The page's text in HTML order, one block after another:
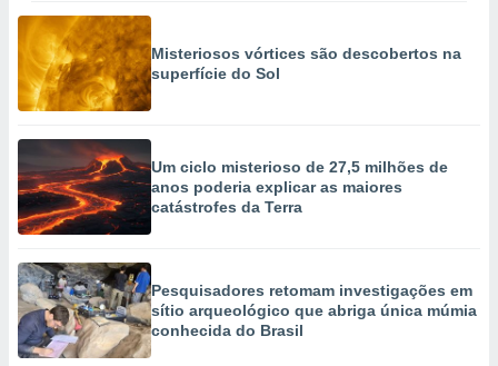
Misteriosos vórtices são descobertos na
superfície do Sol
Um ciclo misterioso de 27,5 milhões de
anos poderia explicar as maiores
catástrofes da Terra
Pesquisadores retomam investigações em
sítio arqueológico que abriga única múmia
conhecida do Brasil